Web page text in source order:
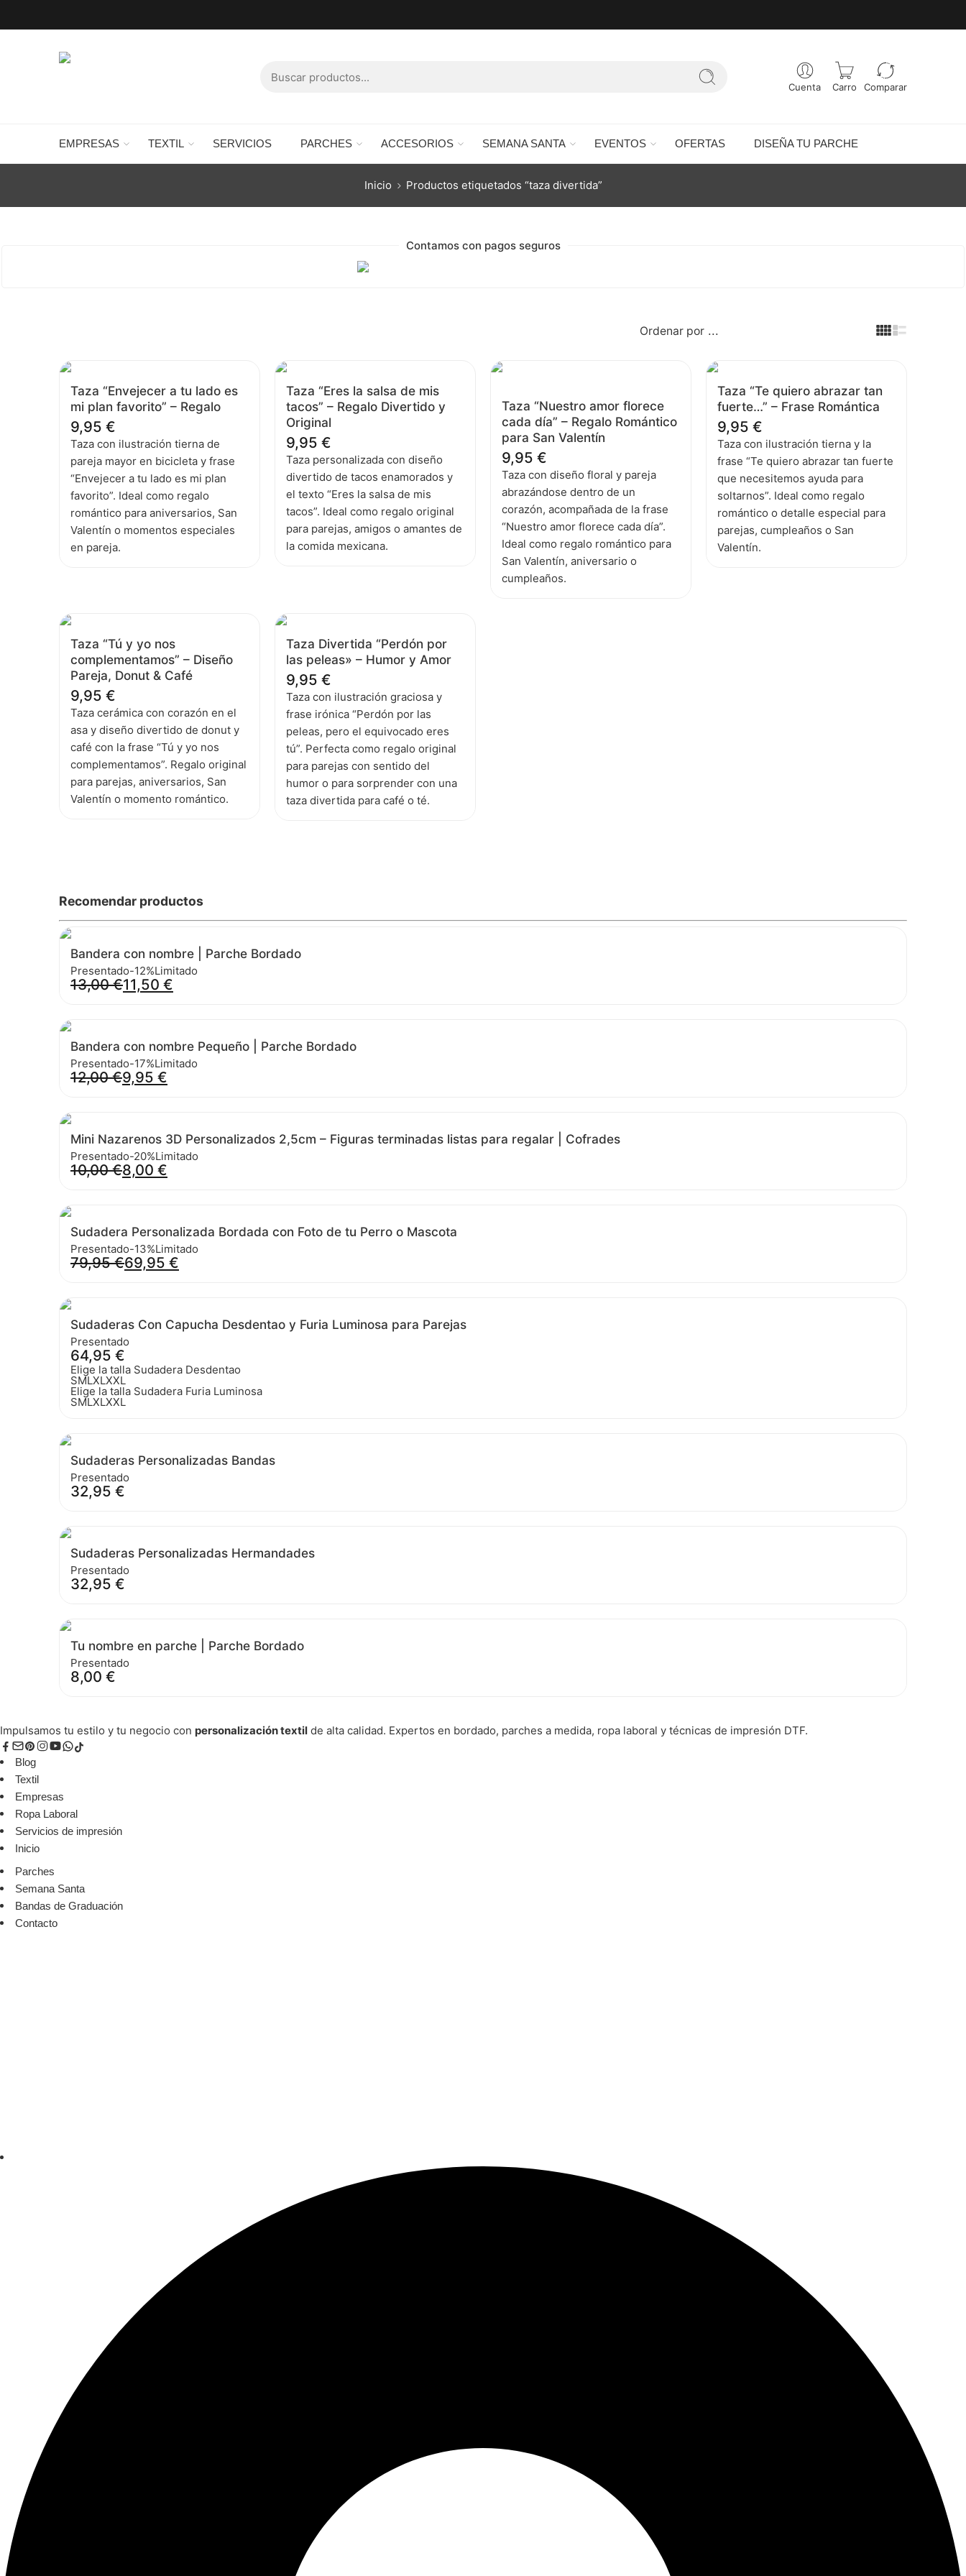
Cuenta Carro Comparar
EMPRESAS TEXTIL SERVICIOS PARCHES ACCESORIOS SEMANA SANTA EVENTOS OFERTAS DISEÑA TU PARCHE
Inicio Productos etiquetados “taza divertida”
Contamos con pagos seguros
Ordenar por ...
Taza “Envejecer a tu lado es
mi plan favorito” – Regalo
9,95 €
Taza con ilustración tierna de
pareja mayor en bicicleta y frase
“Envejecer a tu lado es mi plan
favorito”. Ideal como regalo
romántico para aniversarios, San
Valentín o momentos especiales
en pareja.
Taza “Eres la salsa de mis
tacos” – Regalo Divertido y
Original
9,95 €
Taza personalizada con diseño
divertido de tacos enamorados y
el texto “Eres la salsa de mis
tacos”. Ideal como regalo original
para parejas, amigos o amantes de
la comida mexicana.
Taza “Nuestro amor florece
cada día” – Regalo Romántico
para San Valentín
9,95 €
Taza con diseño floral y pareja
abrazándose dentro de un
corazón, acompañada de la frase
“Nuestro amor florece cada día”.
Ideal como regalo romántico para
San Valentín, aniversario o
cumpleaños.
Taza “Te quiero abrazar tan
fuerte…” – Frase Romántica
9,95 €
Taza con ilustración tierna y la
frase “Te quiero abrazar tan fuerte
que necesitemos ayuda para
soltarnos”. Ideal como regalo
romántico o detalle especial para
parejas, cumpleaños o San
Valentín.
Taza “Tú y yo nos
complementamos” – Diseño
Pareja, Donut & Café
9,95 €
Taza cerámica con corazón en el
asa y diseño divertido de donut y
café con la frase “Tú y yo nos
complementamos”. Regalo original
para parejas, aniversarios, San
Valentín o momento romántico.
Taza Divertida “Perdón por
las peleas» – Humor y Amor
9,95 €
Taza con ilustración graciosa y
frase irónica “Perdón por las
peleas, pero el equivocado eres
tú”. Perfecta como regalo original
para parejas con sentido del
humor o para sorprender con una
taza divertida para café o té.
Recomendar productos
Bandera con nombre | Parche Bordado
Presentado-12%Limitado
13,00€11,50 €
Bandera con nombre Pequeño | Parche Bordado
Presentado-17%Limitado
12,00€9,95 €
Mini Nazarenos 3D Personalizados 2,5cm – Figuras terminadas listas para regalar | Cofrades
Presentado-20%Limitado
10,00€8,00 €
Sudadera Personalizada Bordada con Foto de tu Perro o Mascota
Presentado-13%Limitado
79,95€69,95 €
Sudaderas Con Capucha Desdentao y Furia Luminosa para Parejas
Presentado
64,95 €
Elige la talla Sudadera Desdentao
SMLXLXXL
Elige la talla Sudadera Furia Luminosa
SMLXLXXL
Sudaderas Personalizadas Bandas
Presentado
32,95 €
Sudaderas Personalizadas Hermandades
Presentado
32,95 €
Tu nombre en parche | Parche Bordado
Presentado
8,00 €
Impulsamos tu estilo y tu negocio con personalización textil de alta calidad. Expertos en bordado, parches a medida, ropa laboral y técnicas de impresión DTF.
Blog
Textil
Empresas
Ropa Laboral
Servicios de impresión
Inicio
Parches
Semana Santa
Bandas de Graduación
Contacto